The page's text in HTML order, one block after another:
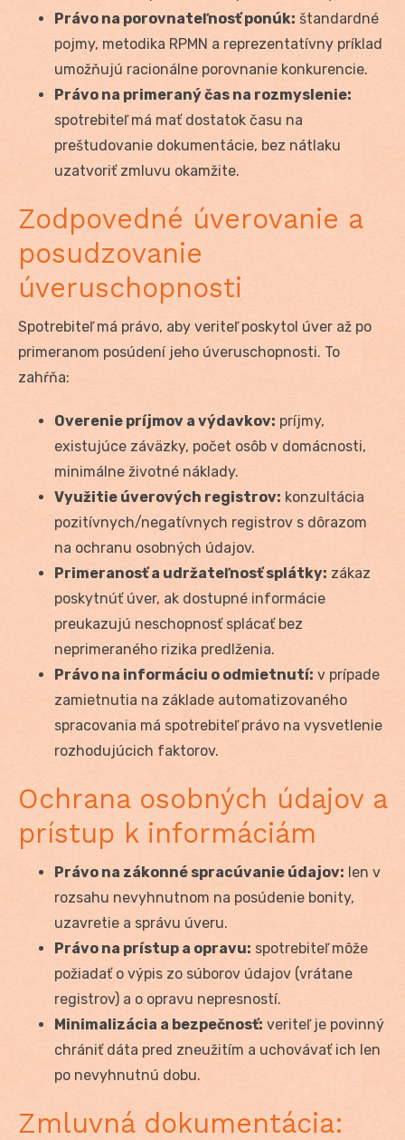
Právo na porovnateľnosť ponúk: štandardné
pojmy, metodika RPMN a reprezentatívny príklad
umožňujú racionálne porovnanie konkurencie.
Právo na primeraný čas na rozmyslenie:
spotrebiteľ má mať dostatok času na
preštudovanie dokumentácie, bez nátlaku
uzatvoriť zmluvu okamžite.
Zodpovedné úverovanie a
posudzovanie
úveruschopnosti
Spotrebiteľ má právo, aby veriteľ poskytol úver až po
primeranom posúdení jeho úveruschopnosti. To
zahŕňa:
Overenie príjmov a výdavkov: príjmy,
existujúce záväzky, počet osôb v domácnosti,
minimálne životné náklady.
Využitie úverových registrov: konzultácia
pozitívnych/negatívnych registrov s dôrazom
na ochranu osobných údajov.
Primeranosť a udržateľnosť splátky: zákaz
poskytnúť úver, ak dostupné informácie
preukazujú neschopnosť splácať bez
neprimeraného rizika predlženia.
Právo na informáciu o odmietnutí: v prípade
zamietnutia na základe automatizovaného
spracovania má spotrebiteľ právo na vysvetlenie
rozhodujúcich faktorov.
Ochrana osobných údajov a
prístup k informáciám
Právo na zákonné spracúvanie údajov: len v
rozsahu nevyhnutnom na posúdenie bonity,
uzavretie a správu úveru.
Právo na prístup a opravu: spotrebiteľ môže
požiadať o výpis zo súborov údajov (vrátane
registrov) a o opravu nepresností.
Minimalizácia a bezpečnosť: veriteľ je povinný
chrániť dáta pred zneužitím a uchovávať ich len
po nevyhnutnú dobu.
Zmluvná dokumentácia: